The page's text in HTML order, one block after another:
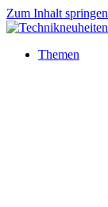
Zum Inhalt springen
Themen